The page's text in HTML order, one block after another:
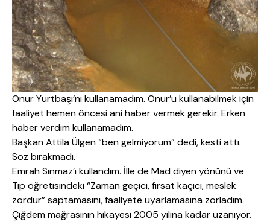
Onur Yurtbaşı’nı kullanamadım. Onur’u kullanabilmek için
faaliyet hemen öncesi ani haber vermek gerekir. Erken
haber verdim kullanamadım.
Başkan Attila Ülgen “ben gelmiyorum” dedi, kesti attı.
Söz bırakmadı.
Emrah Sınmaz’ı kullandım. İlle de Mad diyen yönünü ve
Tıp öğretisindeki “Zaman geçici, fırsat kaçıcı, meslek
zordur” saptamasını, faaliyete uyarlamasına zorladım.
Çiğdem mağrasının hikayesi 2005 yılına kadar uzanıyor.